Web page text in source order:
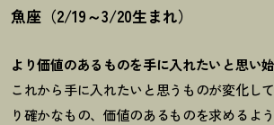
魚座（2/19～3/20生まれ）
より価値のあるものを手に入れたいと思い
これから手に入れたいと思うものが変化し
り確かなもの、価値のあるものを求めるよ